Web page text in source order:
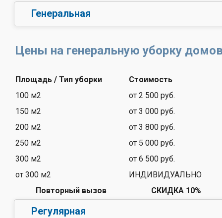
Генеральная
Цены на генеральную уборку
Площадь / Тип уборки
Стоимость
100 м2
от 2 500 руб.
150 м2
от 3 000 руб.
200 м2
от 3 800 руб.
250 м2
от 5 000 руб.
300 м2
от 6 500 руб.
от 300 м2
ИНДИВИДУАЛЬНО
Повторный вызов
СКИДКА 10%
Регулярная